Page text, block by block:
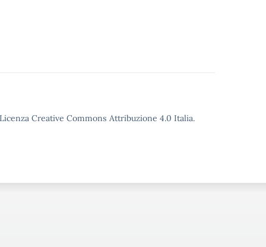
Creative Commons Attribuzione 4.0 Italia.